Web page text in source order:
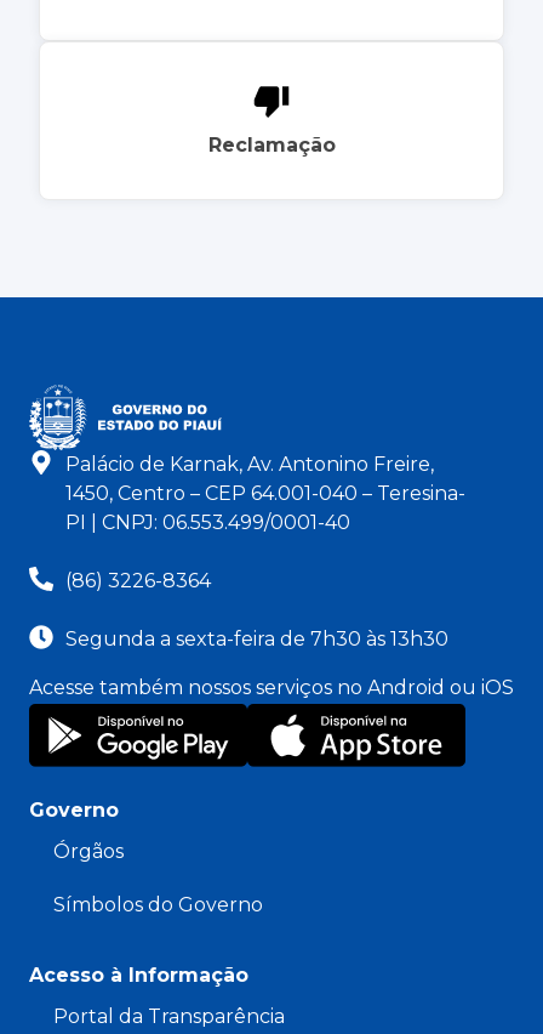
Reclamação
Palácio de Karnak, Av. Antonino Freire,
1450, Centro – CEP 64.001-040 – Teresina-
PI | CNPJ: 06.553.499/0001-40
(86) 3226-8364
Segunda a sexta-feira de 7h30 às 13h30
Acesse também nossos serviços no Android ou iOS
Governo
Órgãos
Símbolos do Governo
Acesso à Informação
Portal da Transparência